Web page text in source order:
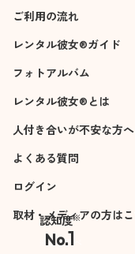
ご利用の流れ
レンタル彼女®ガイド
フォトアルバム
レンタル彼女®とは
人付き合いが不安な方へ
よくある質問
ログイン
取材・メディアの方は
認知度※
No.1
※自社調べ